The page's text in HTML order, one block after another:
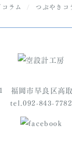
ラム つぶやきコ
福岡市早良区高
tel.092-843-7782